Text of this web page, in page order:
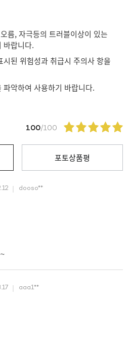
름, 자극등의 트러블이상이 있는
바랍니다.
된 위험성과 취급시 주의사 항을
악하여 사용하기 바랍니다.
100/100
포토상품평
dooso**
aaa1**